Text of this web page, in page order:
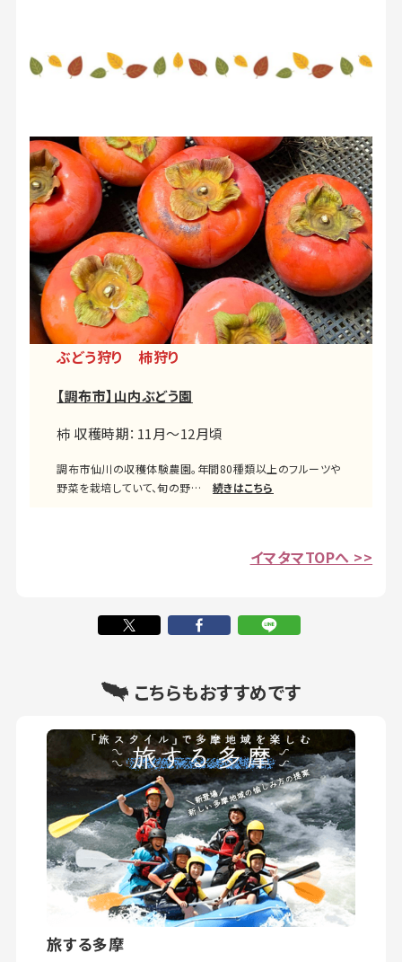
ぶどう狩り 柿狩り
【調布市】山内ぶどう園
柿 収穫時期：11月～12月頃
調布市仙川の収穫体験農園。年間80種類以上のフルーツや
野菜を栽培していて、旬の野… 続きはこちら
イマタマTOPへ >>
こちらもおすすめです
旅する多摩